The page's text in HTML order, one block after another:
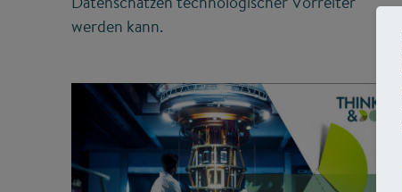
werden kann.